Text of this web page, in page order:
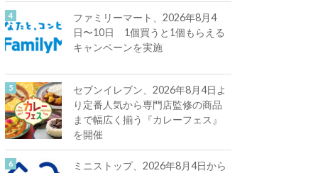
ファミリーマート、2026年8月4
日〜10日 1個買うと1個もらえる
キャンペーンを実施
セブンイレブン、2026年8月4日よ
り定番人気から専門店監修の商品
まで幅広く揃う『カレーフェス』
を開催
ミニストップ、2026年8月4日から